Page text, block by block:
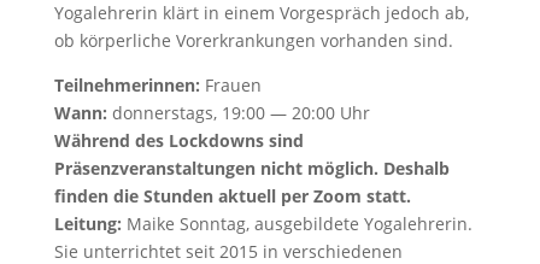
Yogalehrerin klärt in einem Vorgespräch jedoch ab,
ob körperliche Vorerkrankungen vorhanden sind.
Teilnehmerinnen: Frauen
Wann: donnerstags, 19:00 — 20:00 Uhr
Während des Lockdowns sind
Präsenzveranstaltungen nicht möglich. Deshalb
finden die Stunden aktuell per Zoom statt.
Leitung: Maike Sonntag, ausgebildete Yogalehrerin.
Sie unterrichtet seit 2015 in verschiedenen